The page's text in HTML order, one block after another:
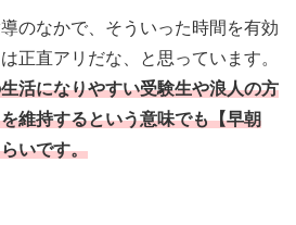
のなかで、そういった時間を有効
正直アリだな、と思っています。
活になりやすい受験生や浪人の方
維持するという意味でも【早朝
いです。